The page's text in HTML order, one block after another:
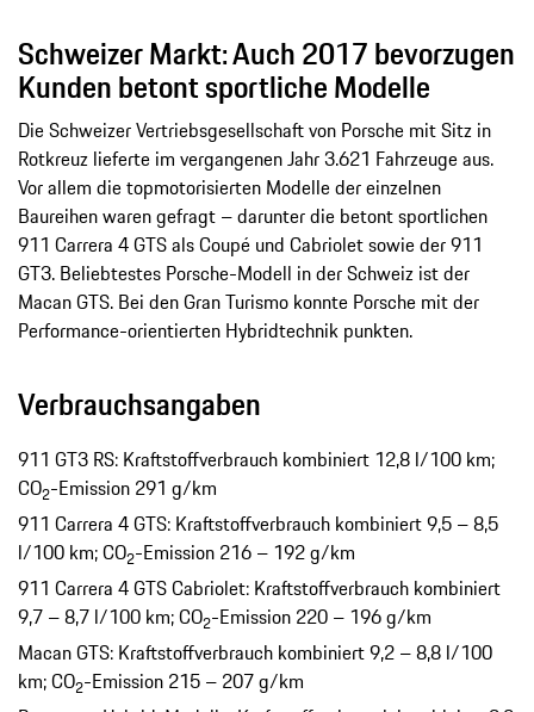
Schweizer Markt: Auch 2017 bevorzugen
Kunden betont sportliche Modelle
Die Schweizer Vertriebsgesellschaft von Porsche mit Sitz in
Rotkreuz lieferte im vergangenen Jahr 3.621 Fahrzeuge aus.
Vor allem die topmotorisierten Modelle der einzelnen
Baureihen waren gefragt – darunter die betont sportlichen
911 Carrera 4 GTS als Coupé und Cabriolet sowie der 911
GT3. Beliebtestes Porsche-Modell in der Schweiz ist der
Macan GTS. Bei den Gran Turismo konnte Porsche mit der
Performance-orientierten Hybridtechnik punkten.
Verbrauchsangaben
911 GT3 RS: Kraftstoffverbrauch kombiniert 12,8 l/100 km;
CO2-Emission 291 g/km
911 Carrera 4 GTS: Kraftstoffverbrauch kombiniert 9,5 – 8,5
l/100 km; CO2-Emission 216 – 192 g/km
911 Carrera 4 GTS Cabriolet: Kraftstoffverbrauch kombiniert
9,7 – 8,7 l/100 km; CO2-Emission 220 – 196 g/km
Macan GTS: Kraftstoffverbrauch kombiniert 9,2 – 8,8 l/100
km; CO2-Emission 215 – 207 g/km